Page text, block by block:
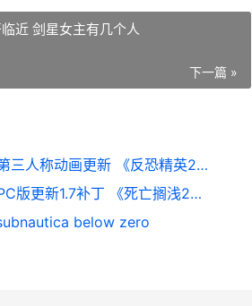
临近 剑星女主有几个人
下一篇 »
《反恐精英2》第三人称动画更新 《反恐精英2》直接安装游戏
《死亡搁浅2》PC版更新1.7补丁 《死亡搁浅2》PC修改器
below zero